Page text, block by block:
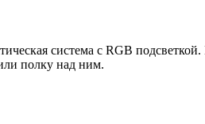
система с RGB
полку над ним.